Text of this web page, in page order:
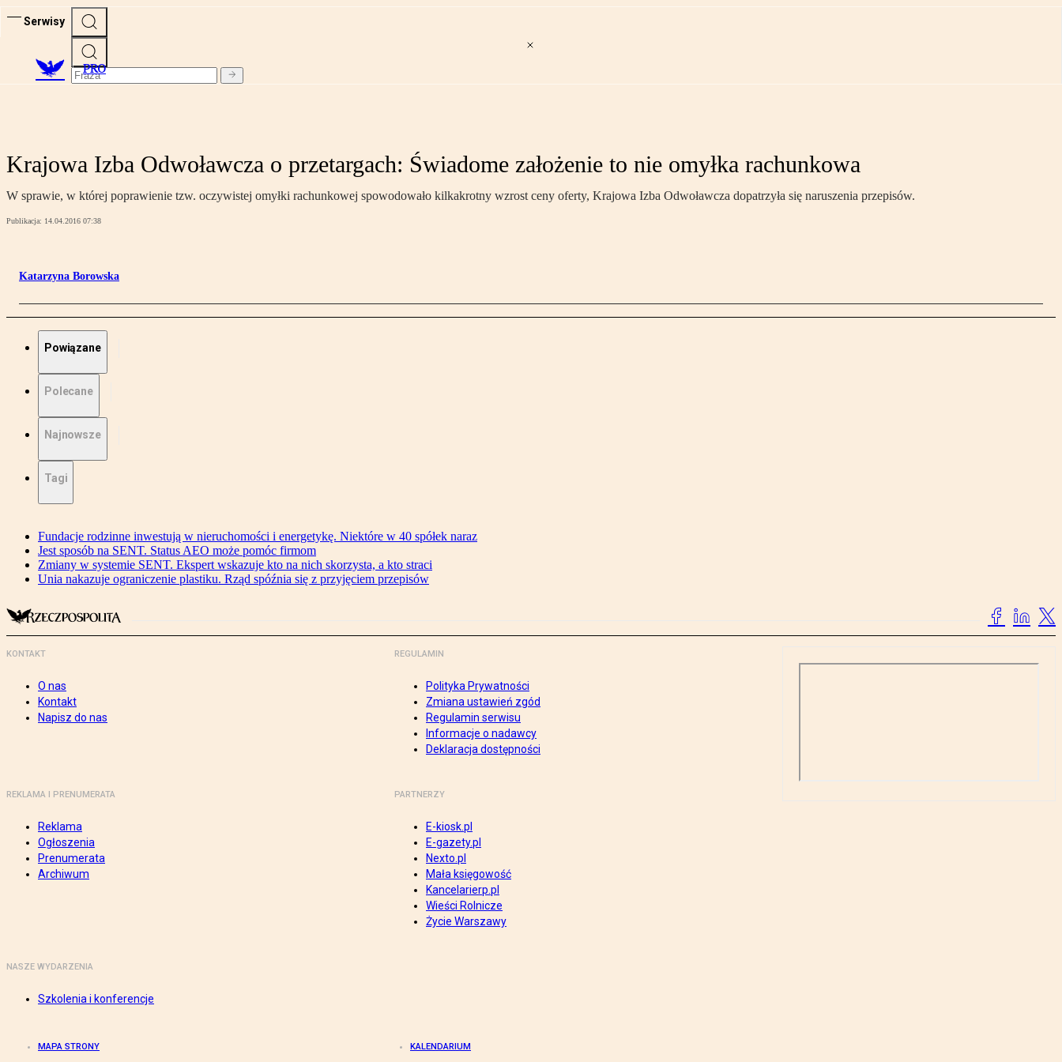
Serwisy
PRO
Krajowa Izba Odwoławcza o przetargach: Świadome założenie to nie omyłka rachunkowa
W sprawie, w której poprawienie tzw. oczywistej omyłki rachunkowej spowodowało kilkakrotny wzrost ceny oferty, Krajowa Izba Odwoławcza dopatrzyła się naruszenia przepisów.
Publikacja: 14.04.2016 07:38
Katarzyna Borowska
Powiązane
Polecane
Najnowsze
Tagi
Fundacje rodzinne inwestują w nieruchomości i energetykę. Niektóre w 40 spółek naraz
Jest sposób na SENT. Status AEO może pomóc firmom
Zmiany w systemie SENT. Ekspert wskazuje kto na nich skorzysta, a kto straci
Unia nakazuje ograniczenie plastiku. Rząd spóźnia się z przyjęciem przepisów
KONTAKT
O nas
Kontakt
Napisz do nas
REGULAMIN
Polityka Prywatności
Zmiana ustawień zgód
Regulamin serwisu
Informacje o nadawcy
Deklaracja dostępności
REKLAMA I PRENUMERATA
Reklama
Ogłoszenia
Prenumerata
Archiwum
PARTNERZY
E-kiosk.pl
E-gazety.pl
Nexto.pl
Mała księgowość
Kancelarierp.pl
Wieści Rolnicze
Życie Warszawy
NASZE WYDARZENIA
Szkolenia i konferencje
MAPA STRONY KALENDARIUM